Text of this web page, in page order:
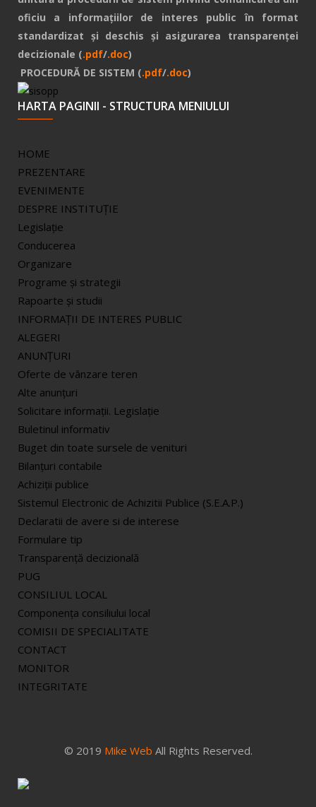
oficiu a informațiilor de interes public în format
standardizat și deschis și asigurarea transparenței
decizionale (.pdf/.doc)
PROCEDURĂ DE SISTEM (.pdf/.doc)
HARTA PAGINII - STRUCTURA MENIULUI
HOME
PREZENTARE
EVENIMENTE
DESPRE INSTITUȚIE
Legislație
Conducerea
Organizare
Programe și strategii
Rapoarte și studii
INFORMAŢII DE INTERES PUBLIC
ALEGERI
ANUNȚURI
Oferte de vânzare teren
Alte anunțuri
Solicitare informaţii. Legislaţie
Buletinul informativ
Buget din toate sursele de venituri
Bilanţuri contabile
Achiziţii publice
Sistemul Electronic de Achizitii Publice (S.E.A.P.)
Declaratii de avere si de interese
Formulare tip
Transparență decizională
PUG
CONSILIUL LOCAL
Componenţa consiliului local
COMISII DE SPECIALITATE
CONTACT
MONITOR
INTEGRITATE
© 2019 Mike Web All Rights Reserved.